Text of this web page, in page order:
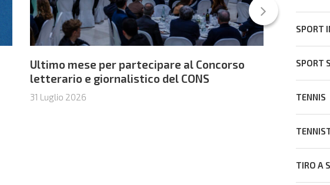
Ultimo mese per partecipare al Concorso
letterario e giornalistico del CONS
31 Luglio 2026
Scuola
Sport e
centro
13 Luglio
SPORT
SPORT
TENNIS
TIRO A